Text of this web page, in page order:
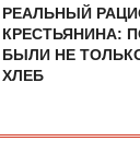
РЕАЛЬНЫЙ
КРЕСТЬЯНИНА:
БЫЛИ НЕ
ХЛЕБ